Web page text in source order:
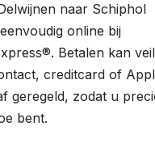
naar Schiphol
online bij
Betalen kan
creditcard of
geregeld, zodat u
bent.